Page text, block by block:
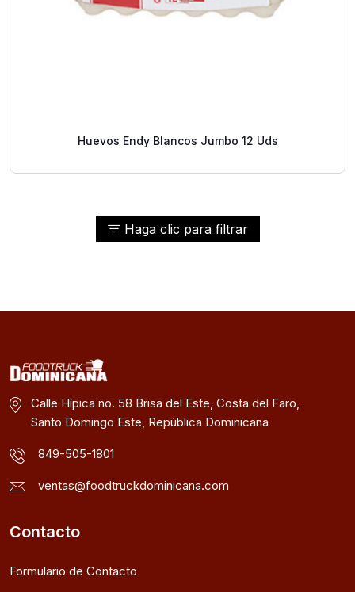
Haga clic para filtrar
Huevos Endy Blancos Jumbo 12 Uds
Calle Hípica no. 58 Brisa del Este, Costa del Faro,
Santo Domingo Este, República Dominicana
849-505-1801
ventas@foodtruckdominicana.com
Contacto
Formulario de Contacto